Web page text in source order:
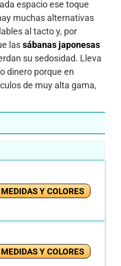
espacio ese toque
muchas alternativas
al tacto y, por
lassábanas japonesas
su sedosidad. Lleva
dinero porque en
de muy alta gama,
MEDIDAS Y COLORES
MEDIDAS Y COLORES